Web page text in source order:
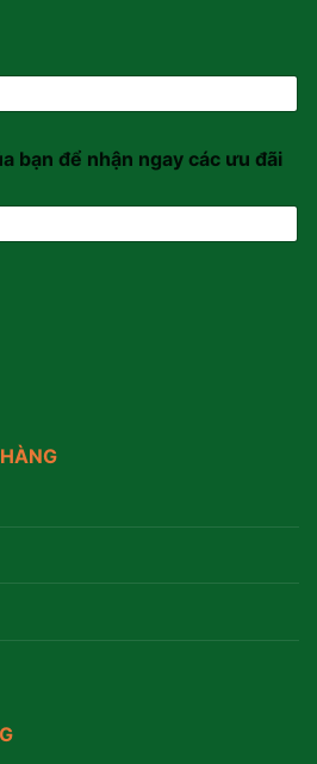
bạn để nhận ngay các ưu đãi